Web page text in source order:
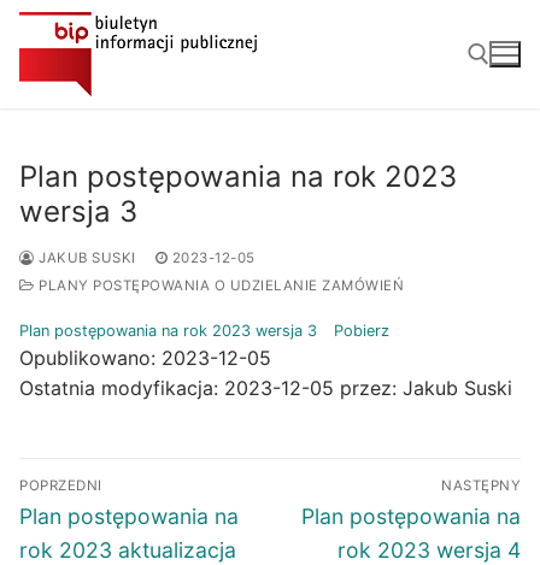
Przejdź
do
Plan postępowania na rok 2023
wersja 3
JAKUB SUSKI
2023-12-05
PLANY POSTĘPOWANIA O UDZIELANIE ZAMÓWIEŃ
Plan postępowania na rok 2023 wersja 3 Pobierz
Opublikowano: 2023-12-05
Ostatnia modyfikacja: 2023-12-05 przez: Jakub Suski
Nawigacja
wpisu
POPRZEDNI
Poprzedni
wpis:
Plan postępowania na
rok 2023 aktualizacja
NASTĘPNY
Następny
wpis:
Plan postępowania na
rok 2023 wersja 4